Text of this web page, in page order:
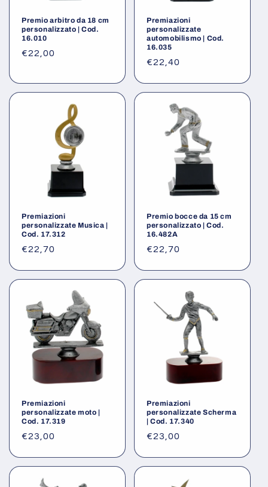
Premio arbitro da 18 cm
personalizzato | Cod.
16.010
Prezzo
listino
€22,00
Premiazioni
personalizzate
automobilismo | Cod.
16.035
Prezzo
listino
€22,40
Premiazioni
personalizzate Musica |
Cod. 17.312
Prezzo
listino
€22,70
Premio bocce da 15 cm
personalizzato | Cod.
16.482A
Prezzo
listino
€22,70
Premiazioni
personalizzate moto |
Cod. 17.319
Prezzo
listino
€23,00
Premiazioni
personalizzate Scherma
| Cod. 17.340
Prezzo
listino
€23,00